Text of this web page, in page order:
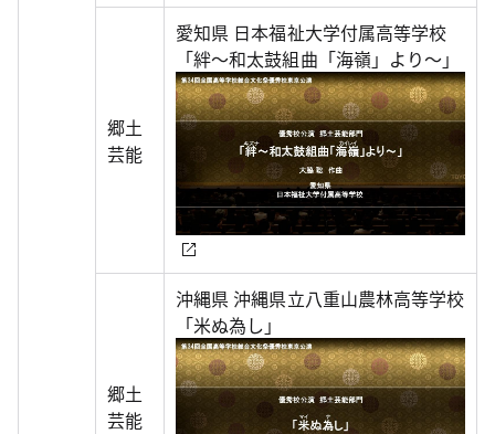
郷土
芸能
愛知県 日本福祉大学付属高等学校
「絆～和太鼓組曲「海嶺」より～」
郷土
芸能
沖縄県 沖縄県立八重山農林高等学校
「米ぬ為し」